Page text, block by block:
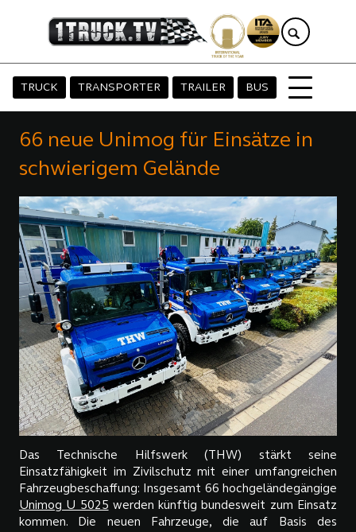
TRUCK TRANSPORTER TRAILER BUS
66 neue Unimog für Einsätze in
schwierigem Gelände
Das Technische Hilfswerk (THW) stärkt seine
Einsatzfähigkeit im Zivilschutz mit einer umfangreichen
Fahrzeugbeschaffung: Insgesamt 66 hochgeländegängige
Unimog U 5025 werden künftig bundesweit zum Einsatz
kommen. Die neuen Fahrzeuge, die auf Basis des